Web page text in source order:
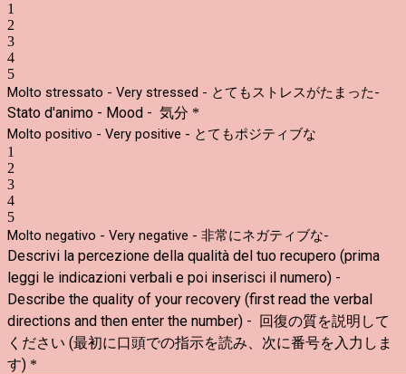
1
2
3
4
5
Molto stressato - Very stressed - とてもストレスがたまった-
Stato d'animo - Mood - 気分 *
Molto positivo - Very positive - とてもポジティブな
1
2
3
4
5
Molto negativo - Very negative - 非常にネガティブな-
Descrivi la percezione della qualità del tuo recupero (prima
leggi le indicazioni verbali e poi inserisci il numero) -
Describe the quality of your recovery (first read the verbal
directions and then enter the number) - 回復の質を説明して
ください (最初に口頭での指示を読み、次に番号を入力しま
す) *